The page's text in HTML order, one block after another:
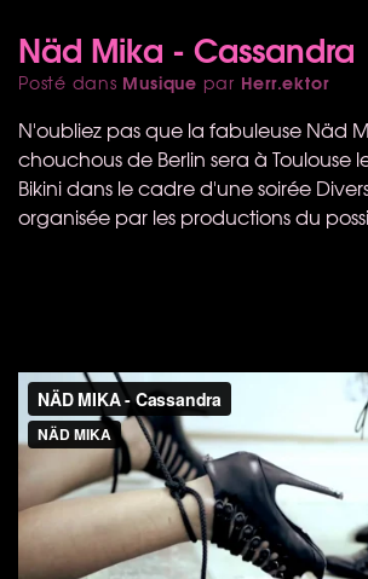
Näd Mika - Cassandra
Posté dans Musique par Herr.ektor
N'oubliez pas que la fabuleuse Näd
chouchous de Berlin sera à Toulouse
Bikini dans le cadre d'une soirée
organisée par les productions du